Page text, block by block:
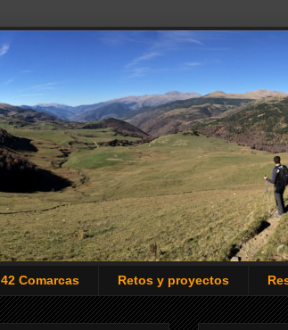
42 Comarcas Retos y proyectos